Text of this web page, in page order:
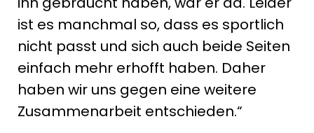
ist es manchmal so, dass es sportlich
nicht passt und sich auch beide Seiten
einfach mehr erhofft haben. Daher
haben wir uns gegen eine weitere
Zusammenarbeit entschieden.“